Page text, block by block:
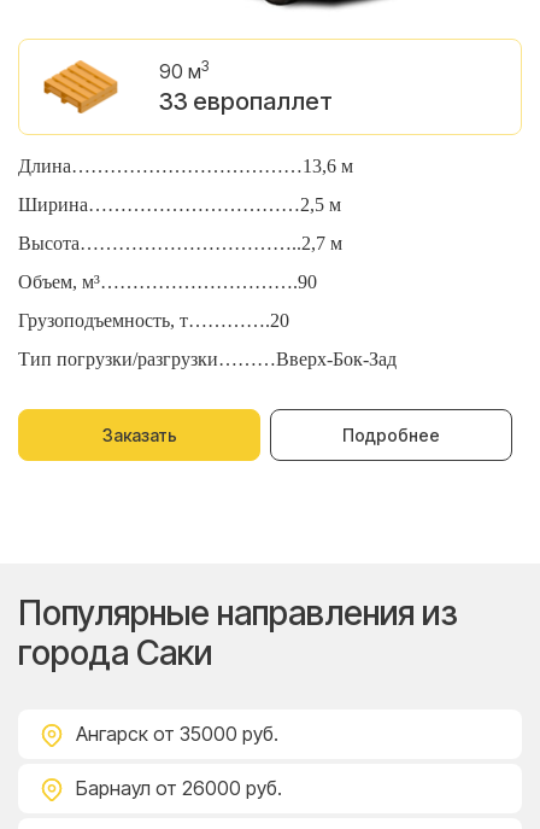
90 м3
33 европаллет
Длина………………………………13,6 м
Ширина……………………………2,5 м
Высота……………………………..2,7 м
Объем, м³………………………….90
Грузоподъемность, т………….20
Тип погрузки/разгрузки………Вверх-Бок-Зад
Заказать Подробнее
Популярные направления из
города Саки
Ангарск от 35000 руб.
Барнаул от 26000 руб.